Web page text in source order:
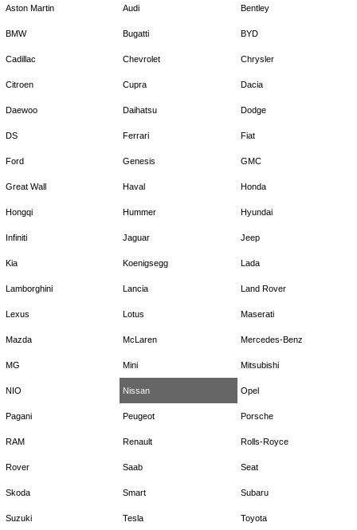
Aston Martin Audi Bentley
BMW Bugatti BYD
Cadillac Chevrolet Chrysler
Citroen Cupra Dacia
Daewoo Daihatsu Dodge
DS Ferrari Fiat
Ford Genesis GMC
Great Wall Haval Honda
Hongqi Hummer Hyundai
Infiniti Jaguar Jeep
Kia Koenigsegg Lada
Lamborghini Lancia Land Rover
Lexus Lotus Maserati
Mazda McLaren Mercedes-Benz
MG Mini Mitsubishi
NIO Nissan Opel
Pagani Peugeot Porsche
RAM Renault Rolls-Royce
Rover Saab Seat
Skoda Smart Subaru
Suzuki Tesla Toyota